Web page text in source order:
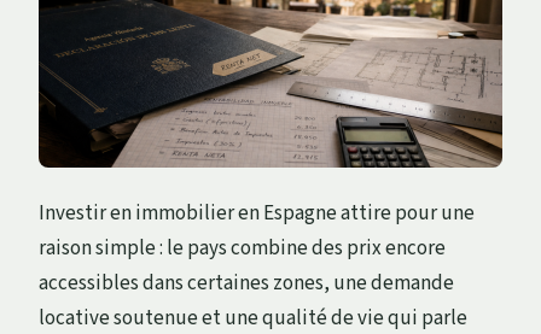
Investir en immobilier en Espagne attire pour une
raison simple : le pays combine des prix encore
accessibles dans certaines zones, une demande
locative soutenue et une qualité de vie qui parle